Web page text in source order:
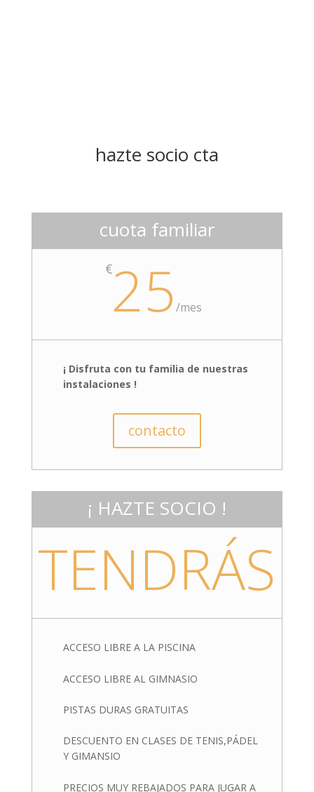
hazte socio cta
cuota familiar
€25/mes
¡ Disfruta con tu familia de nuestras
instalaciones !
contacto
¡ HAZTE SOCIO !
TENDRÁS
ACCESO LIBRE A LA PISCINA
ACCESO LIBRE AL GIMNASIO
PISTAS DURAS GRATUITAS
DESCUENTO EN CLASES DE TENIS,PÁDEL
Y GIMANSIO
PRECIOS MUY REBAJADOS PARA JUGAR A